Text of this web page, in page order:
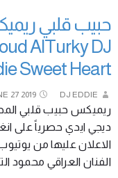
AlTurky DJ
Sweet Heart
27 2019 DJ EDDIE
ريميكس حبيب قلبي
ديجي ايدي حصرياً على
الاعلان عليها من
الفنان العراقي محمود